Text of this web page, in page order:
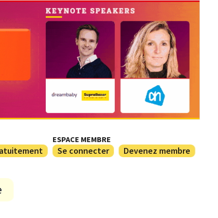
ESPACE MEMBRE
Se connecter Devenez membre